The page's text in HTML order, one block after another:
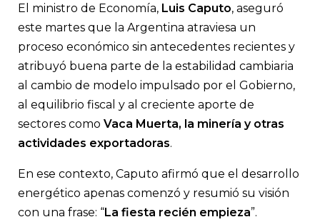
Defendió el cambio de modelo impulsado por el Gobierno, dijo
Argentina está mejor preparada para enfrentar shocks
desarrollo de la energía y la minería contribuirá a sostener el
macroeconómico.
El ministro de Economía, Luis Caputo, aseguró
este martes que la Argentina atraviesa un
proceso económico sin antecedentes recientes y
atribuyó buena parte de la estabilidad cambiaria
al cambio de modelo impulsado por el Gobierno,
al equilibrio fiscal y al creciente aporte de
sectores como Vaca Muerta, la minería y otras
actividades exportadoras.
En ese contexto, Caputo afirmó que el desarrollo
energético apenas comenzó y resumió su visión
con una frase: “La fiesta recién empieza”.